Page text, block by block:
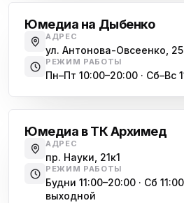
Юмедиа на Дыбенко
АДРЕС
ул. Антонова-Овсеенко,
РЕЖИМ РАБОТЫ
Пн–Пт 10:00–20:00 · Сб–Вс
Юмедиа в ТК Архимед
АДРЕС
пр. Науки, 21к1
РЕЖИМ РАБОТЫ
Будни 11:00–20:00 · Сб
выходной